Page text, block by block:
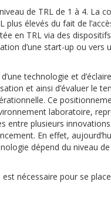
de TRL de 1 à 4. La
élevés du fait de
en TRL via des
d’une start-up ou vers
technologie et
et ainsi d’évaluer le
Ce
laboratoire,
entre plusieurs
En effet,
dépend du niveau de
nécessaire pour se